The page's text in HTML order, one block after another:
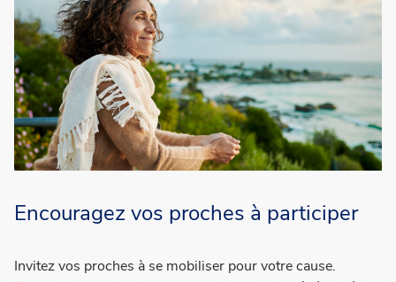
Encouragez vos proches à participer
Invitez vos proches à se mobiliser pour votre cause.